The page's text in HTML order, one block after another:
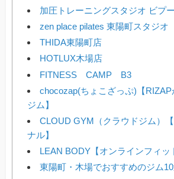
加圧トレーニングスタジオ ビプ
zen place pilates 東陽町スタジオ
THIDA東陽町店
HOTLUX木場店
FITNESS CAMP B3
chocozap(ちょこざっぷ)【
ジム】
CLOUD GYM（クラウドジム）
ナル】
LEAN BODY【オンラインフィッ
東陽町・木場でおすすめのジム